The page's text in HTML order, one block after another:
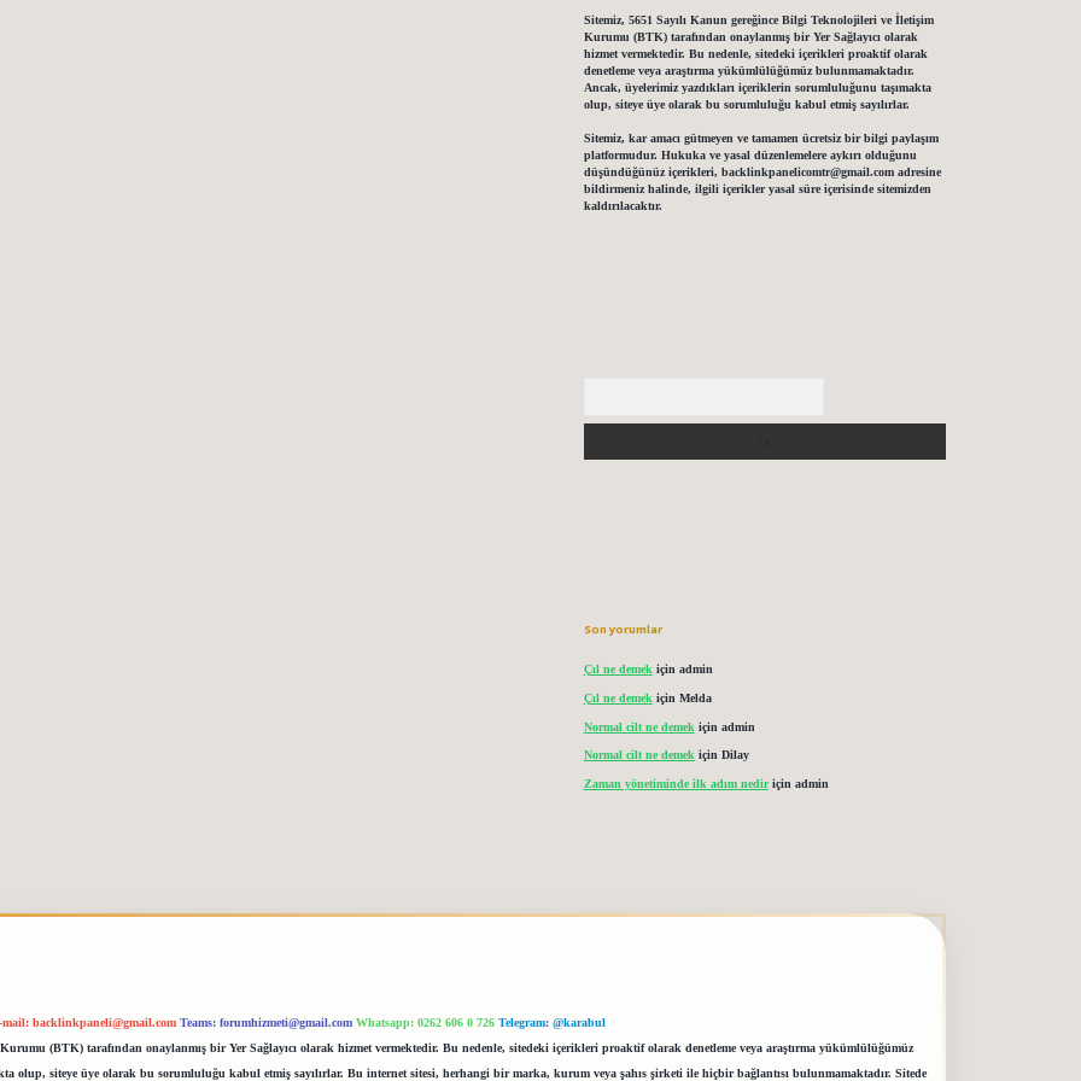
Sitemiz, 5651 Sayılı Kanun gereğince Bilgi Teknolojileri ve İletişim
Kurumu (BTK) tarafından onaylanmış bir Yer Sağlayıcı olarak
hizmet vermektedir. Bu nedenle, sitedeki içerikleri proaktif olarak
denetleme veya araştırma yükümlülüğümüz bulunmamaktadır.
Ancak, üyelerimiz yazdıkları içeriklerin sorumluluğunu taşımakta
olup, siteye üye olarak bu sorumluluğu kabul etmiş sayılırlar.
Sitemiz, kar amacı gütmeyen ve tamamen ücretsiz bir bilgi paylaşım
platformudur. Hukuka ve yasal düzenlemelere aykırı olduğunu
düşündüğünüz içerikleri, backlinkpanelicomtr@gmail.comadresine
bildirmeniz halinde, ilgili içerikler yasal süre içerisinde sitemizden
kaldırılacaktır.
Son yorumlar
Çıl ne demekiçin admin
Çıl ne demek için Melda
Normal cilt ne demek için admin
Normal cilt ne demek için Dilay
Zaman yönetiminde ilk adım nediriçin admin
mail: backlinkpaneli@gmail.com Teams: forumhizmeti@gmail.com Whatsapp: 0262 606 0 726 Telegram: @karabul
(BTK) tarafından onaylanmış bir Yer Sağlayıcı olarak hizmet vermektedir. Bu nedenle, sitedeki içerikleri proaktif olarak denetleme veya araştırma yükümlülüğümüz
olup, siteye üye olarak bu sorumluluğu kabul etmiş sayılırlar. Bu internet sitesi, herhangi bir marka, kurum veya şahıs şirketi ile hiçbir bağlantısı bulunmamaktadır. Sitede